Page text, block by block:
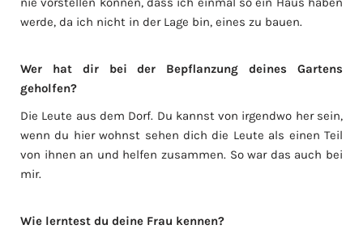
werde, da ich nicht in der Lage bin, eines zu bauen.
Wer hat dir bei der Bepflanzung deines Gartens
geholfen?
Die Leute aus dem Dorf. Du kannst von irgendwo her sein,
wenn du hier wohnst sehen dich die Leute als einen Teil
von ihnen an und helfen zusammen. So war das auch bei
mir.
Wie lerntest du deine Frau kennen?